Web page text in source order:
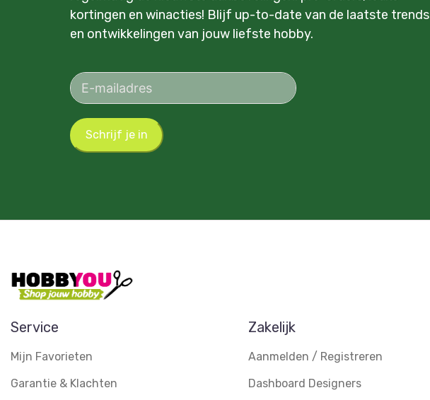
kortingen en winacties! Blijf up-to-date van de laatste trends
en ontwikkelingen van jouw liefste hobby.
Schrijf je in
Service
Mijn Favorieten
Garantie & Klachten
Zakelijk
Aanmelden / Registreren
Dashboard Designers